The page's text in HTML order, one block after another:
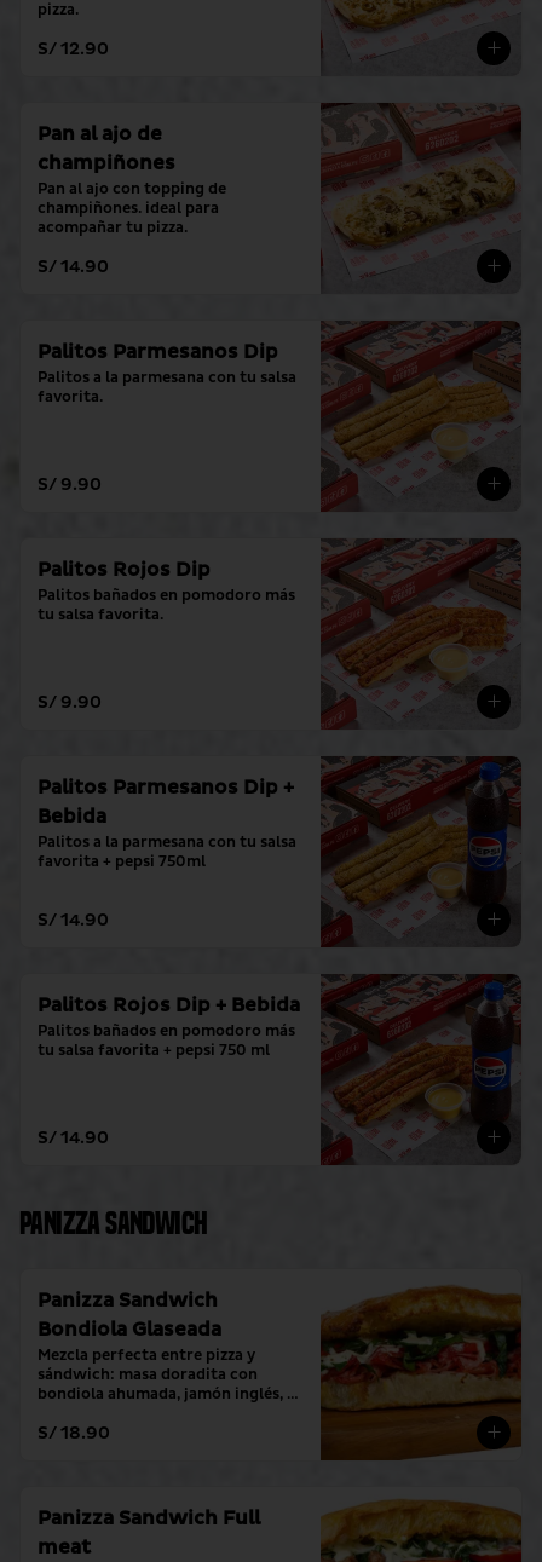
pizza.
S/ 12.90
Pan al ajo de
champiñones
Pan al ajo con topping de
champiñones. ideal para
acompañar tu pizza.
S/ 14.90
Palitos Parmesanos Dip
Palitos a la parmesana con tu salsa
favorita.
S/ 9.90
Palitos Rojos Dip
Palitos bañados en pomodoro más
tu salsa favorita.
S/ 9.90
Palitos Parmesanos Dip +
Bebida
Palitos a la parmesana con tu salsa
favorita + pepsi 750ml
S/ 14.90
Palitos Rojos Dip + Bebida
Palitos bañados en pomodoro más
tu salsa favorita + pepsi 750 ml
S/ 14.90
Panizza Sandwich
Panizza Sandwich
Bondiola Glaseada
Mezcla perfecta entre pizza y
sándwich: masa doradita con
bondiola ahumada, jamón inglés,
fresco de crema alioli.
S/ 18.90
Panizza Sandwich Full
meat